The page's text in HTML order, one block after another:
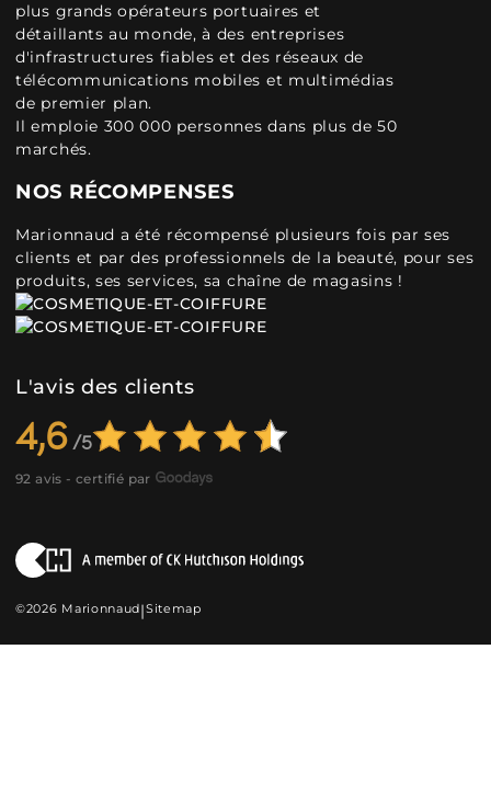
plus grands opérateurs portuaires et
détaillants au monde, à des entreprises
d'infrastructures fiables et des réseaux de
télécommunications mobiles et multimédias
de premier plan.
Il emploie 300 000 personnes dans plus de 50
marchés.
NOS RÉCOMPENSES
Marionnaud a été récompensé plusieurs fois par ses
clients et par des professionnels de la beauté, pour ses
produits, ses services, sa chaîne de magasins !
L'avis des clients
4,6
92 avis - certifié par
©2026 Marionnaud|Sitemap